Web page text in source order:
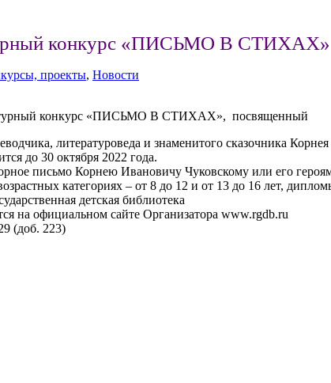
конкурс «ПИСЬМО В СТИХАХ»
проекты, Новости
конкурс «ПИСЬМО В СТИХАХ», посвященный
литературоведа и знаменитого сказочника
до 30 октября 2022 года.
письмо Корнею Ивановичу Чуковскому или его
категориях – от 8 до 12 и от 13 до 16 лет,
детская библиотека
на официальном сайте Организатора www.rgdb.ru
(доб. 223)